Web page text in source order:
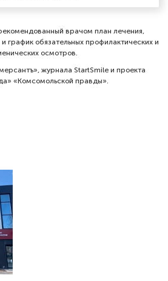
врачом план лечения,
график обязательных профилактических и
осмотров⁠.
журнала StartSmile и проекта
«Комсомольской правды».